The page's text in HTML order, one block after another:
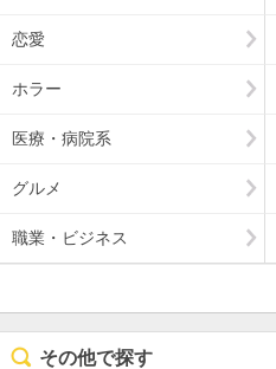
恋愛
ホラー
医療・病院系
グルメ
職業・ビジネス
その他で探す